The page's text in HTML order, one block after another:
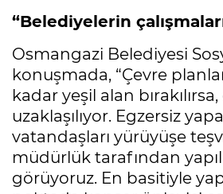
“Belediyelerin
Osmangazi Belediyesi
konuşmada, “Çevre
kadar yeşil alan
uzaklaşılıyor. Egzersiz
vatandaşları yürüyüşe
müdürlük tarafından
görüyoruz. En basitiyle